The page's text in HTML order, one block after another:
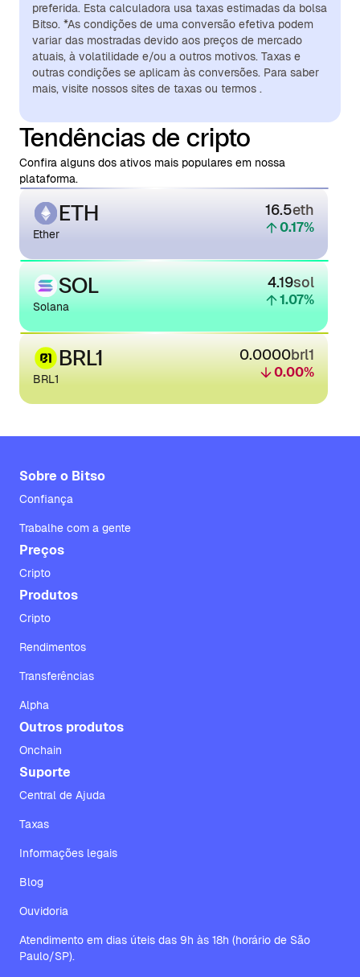
preferida. Esta calculadora usa taxas estimadas da bolsa
Bitso. *As condições de uma conversão efetiva podem
variar das mostradas devido aos preços de mercado
atuais, à volatilidade e/ou a outros motivos. Taxas e
outras condições se aplicam às conversões. Para saber
mais, visite nossos sites de taxas ou termos .
Tendências de cripto
Confira alguns dos ativos mais populares em nossa
plataforma.
ETH
Ether
16.5eth
0.17%
SOL
Solana
4.19sol
1.07%
BRL1
BRL1
0.0000brl1
0.00%
Sobre o Bitso
Confiança
Trabalhe com a gente
Preços
Cripto
Produtos
Cripto
Rendimentos
Transferências
Alpha
Outros produtos
Onchain
Suporte
Central de Ajuda
Taxas
Informações legais
Blog
Ouvidoria
Atendimento em dias úteis das 9h às 18h (horário de São
Paulo/SP).